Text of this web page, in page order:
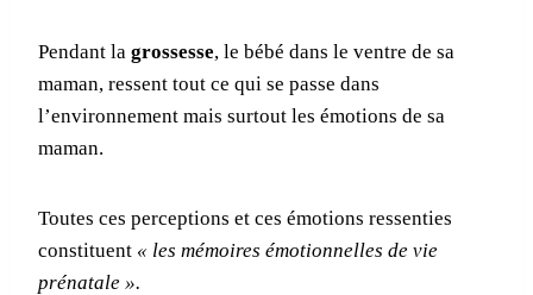
Pendant la grossesse, le bébé dans le ventre de sa
maman, ressent tout ce qui se passe dans
l’environnement mais surtout les émotions de sa
maman.
Toutes ces perceptions et ces émotions ressenties
constituent « les mémoires émotionnelles de vie
prénatale ».